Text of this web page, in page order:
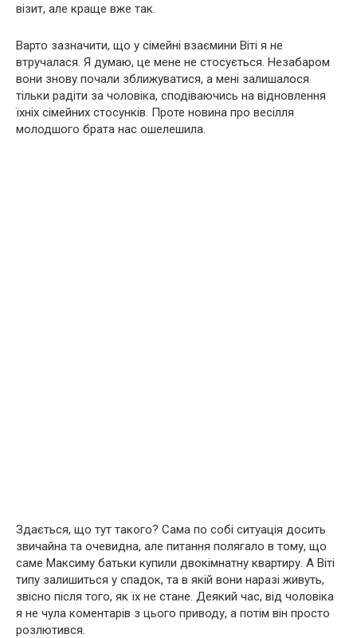
візит, але краще вже так.
Варто зазначити, що у сімейні взаємини Віті я не
втручалася. Я думаю, це мене не стосується. Незабаром
вони знову почали зближуватися, а мені залишалося
тільки радіти за чоловіка, сподіваючись на відновлення
їхніх сімейних стосунків. Проте новина про весілля
молодшого брата нас ошелешила.
Здається, що тут такого? Сама по собі ситуація досить
звичайна та очевидна, але питання полягало в тому, що
саме Максиму батьки купили двокімнатну квартиру. А Віті
типу залишиться у спадок, та в якій вони наразі живуть,
звісно після того, як їх не стане. Деякий час, від чоловіка
я не чула коментарів з цього приводу, а потім він просто
розлютився.